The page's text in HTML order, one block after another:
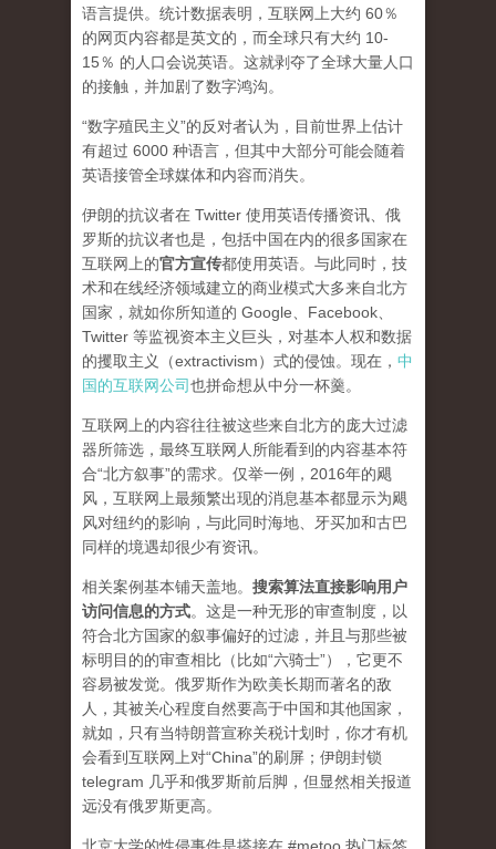
语言提供。统计数据表明，互联网上大约 60％
的网页内容都是英文的，而全球只有大约 10-
15％ 的人口会说英语。这就剥夺了全球大量人口
的接触，并加剧了数字鸿沟。
“数字殖民主义”的反对者认为，目前世界上估计
有超过 6000 种语言，但其中大部分可能会随着
英语接管全球媒体和内容而消失。
伊朗的抗议者在 Twitter 使用英语传播资讯、俄
罗斯的抗议者也是，包括中国在内的很多国家在
互联网上的官方宣传都使用英语。与此同时，技
术和在线经济领域建立的商业模式大多来自北方
国家，就如你所知道的 Google、Facebook、
Twitter 等监视资本主义巨头，对基本人权和数据
的攫取主义（extractivism）式的侵蚀。现在， 中
国的互联网公司也拼命想从中分一杯羹。
互联网上的内容往往被这些来自北方的庞大过滤
器所筛选，最终互联网人所能看到的内容基本符
合“北方叙事”的需求。仅举一例，2016年的飓
风，互联网上最频繁出现的消息基本都显示为飓
风对纽约的影响，与此同时海地、牙买加和古巴
同样的境遇却很少有资讯。
相关案例基本铺天盖地。 搜索算法直接影响用户
访问信息的方式。 这是一种无形的审查制度，以
符合北方国家的叙事偏好的过滤，并且与那些被
标明目的的审查相比（比如“六骑士”），它更不
容易被发觉。俄罗斯作为欧美长期而著名的敌
人，其被关心程度自然要高于中国和其他国家，
就如，只有当特朗普宣称关税计划时，你才有机
会看到互联网上对“China”的刷屏；伊朗封锁
telegram 几乎和俄罗斯前后脚，但显然相关报道
远没有俄罗斯更高。